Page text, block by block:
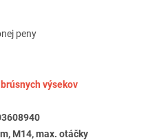
peny
výsekov
M14, max. otáčky